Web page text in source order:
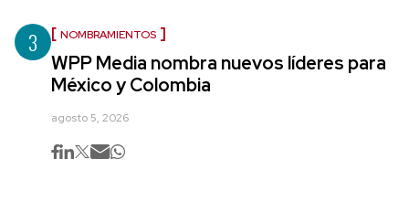
3 NOMBRAMIENTOS
WPP Media nombra nuevos líderes para
México y Colombia
agosto 5, 2026